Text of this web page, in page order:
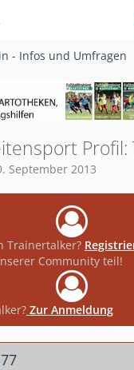
- Infos und Umfragen
September 2013
Trainertalker?
Community teil!
Zur Anmeldung